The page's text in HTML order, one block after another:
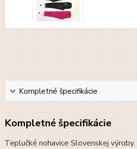
Kompletné špecifikácie
Kompletné špecifikácie
Teplučké nohavice Slovenskej výroby.